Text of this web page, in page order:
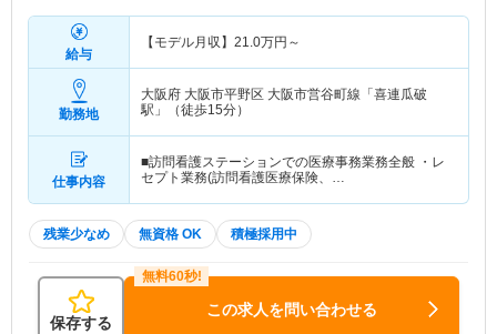
給与
【モデル月収】 21.0万円～
勤務地
大阪府 大阪市平野区 大阪市営谷町線「喜連瓜破
駅」（徒歩15分）
仕事内容
■訪問看護ステーションでの医療事務業務全般 ・レ
セプト業務(訪問看護医療保険、…
残業少なめ 無資格 OK 積極採用中
保存する
この求人を問い合わせる